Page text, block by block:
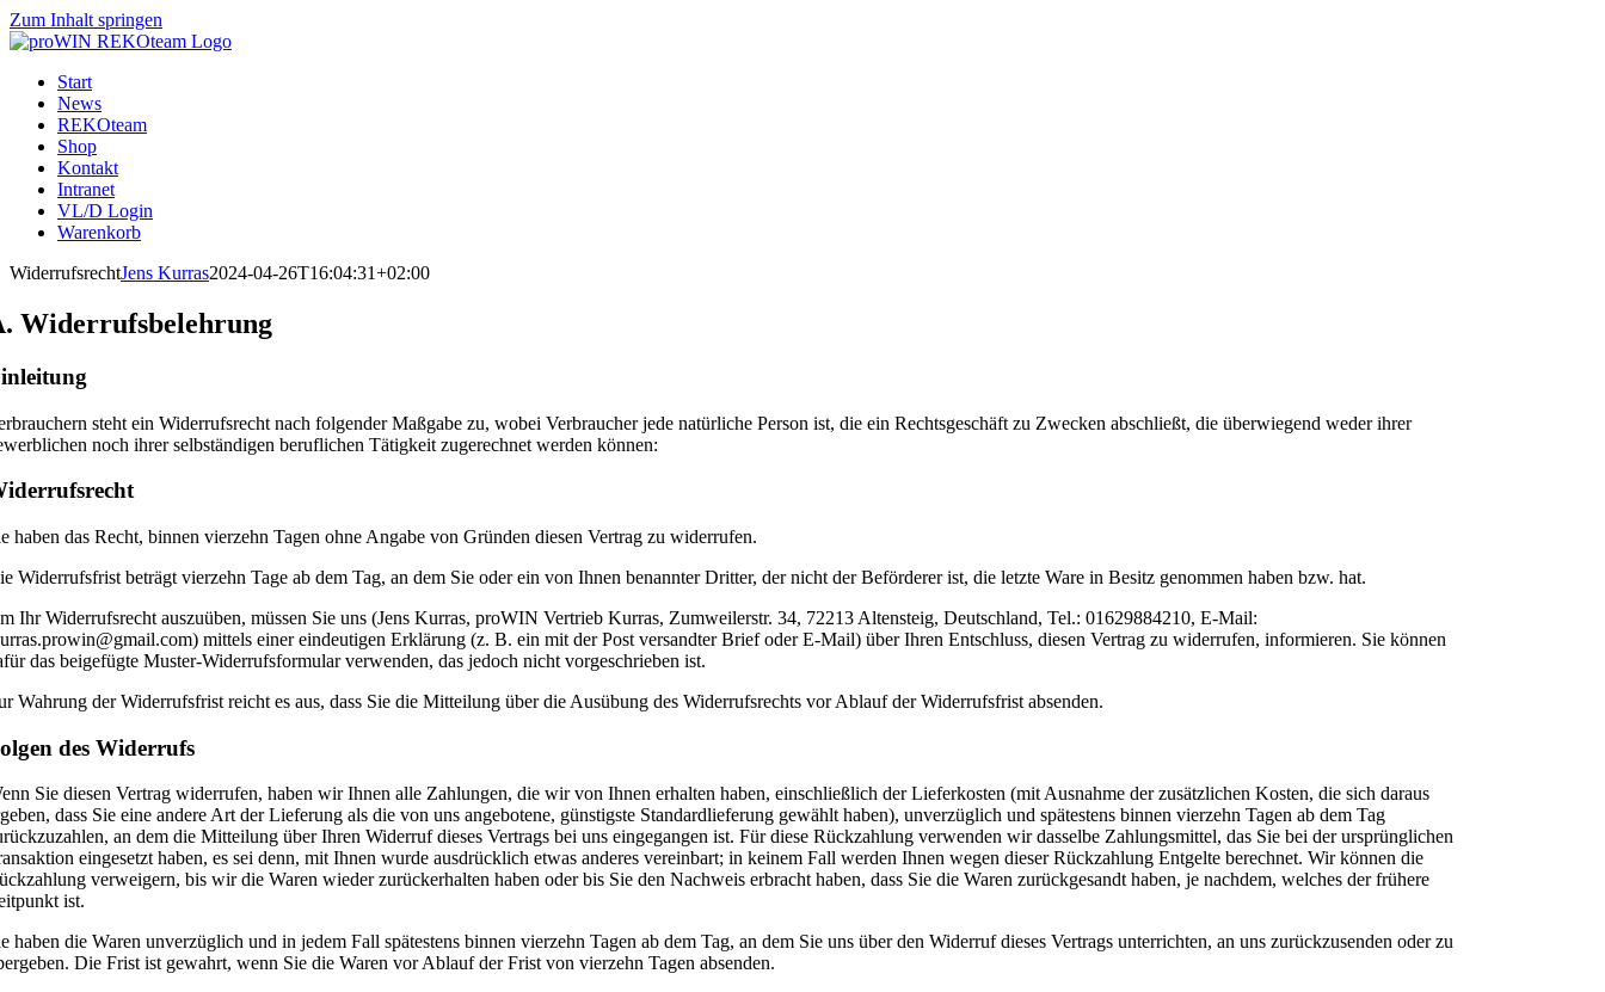
Zum Inhalt springen
Start
News
REKOteam
Shop
Kontakt
Intranet
VL/D Login
Warenkorb
WiderrufsrechtJens Kurras2024-04-26T16:04:31+02:00
Widerrufsbelehrung
steht ein Widerrufsrecht nach folgender Maßgabe zu, wobei Verbraucher jede natürliche Person ist, die ein Rechtsgeschäft zu Zwecken abschließt, die überwiegend weder ihrer
noch ihrer selbständigen beruflichen Tätigkeit zugerechnet werden können:
haben das Recht, binnen vierzehn Tagen ohne Angabe von Gründen diesen Vertrag zu widerrufen.
Widerrufsfrist beträgt vierzehn Tage ab dem Tag, an dem Sie oder ein von Ihnen benannter Dritter, der nicht der Beförderer ist, die letzte Ware in Besitz genommen haben bzw. hat.
Ihr Widerrufsrecht auszuüben, müssen Sie uns (Jens Kurras, proWIN Vertrieb Kurras, Zumweilerstr. 34, 72213 Altensteig, Deutschland, Tel.: 01629884210, E-Mail:
mittels einer eindeutigen Erklärung (z. B. ein mit der Post versandter Brief oder E-Mail) über Ihren Entschluss, diesen Vertrag zu widerrufen, informieren. Sie können
das beigefügte Muster-Widerrufsformular verwenden, das jedoch nicht vorgeschrieben ist.
Wahrung der Widerrufsfrist reicht es aus, dass Sie die Mitteilung über die Ausübung des Widerrufsrechts vor Ablauf der Widerrufsfrist absenden.
des Widerrufs
Sie diesen Vertrag widerrufen, haben wir Ihnen alle Zahlungen, die wir von Ihnen erhalten haben, einschließlich der Lieferkosten (mit Ausnahme der zusätzlichen Kosten, die sich daraus
dass Sie eine andere Art der Lieferung als die von uns angebotene, günstigste Standardlieferung gewählt haben), unverzüglich und spätestens binnen vierzehn Tagen ab dem Tag
an dem die Mitteilung über Ihren Widerruf dieses Vertrags bei uns eingegangen ist. Für diese Rückzahlung verwenden wir dasselbe Zahlungsmittel, das Sie bei der ursprünglichen
eingesetzt haben, es sei denn, mit Ihnen wurde ausdrücklich etwas anderes vereinbart; in keinem Fall werden Ihnen wegen dieser Rückzahlung Entgelte berechnet. Wir können die
verweigern, bis wir die Waren wieder zurückerhalten haben oder bis Sie den Nachweis erbracht haben, dass Sie die Waren zurückgesandt haben, je nachdem, welches der frühere
ist.
haben die Waren unverzüglich und in jedem Fall spätestens binnen vierzehn Tagen ab dem Tag, an dem Sie uns über den Widerruf dieses Vertrags unterrichten, an uns zurückzusenden oder zu
Die Frist ist gewahrt, wenn Sie die Waren vor Ablauf der Frist von vierzehn Tagen absenden.